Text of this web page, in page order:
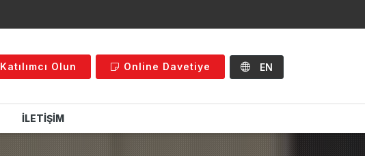
Katılımcı Olun Online Davetiye EN
İLETİŞİM